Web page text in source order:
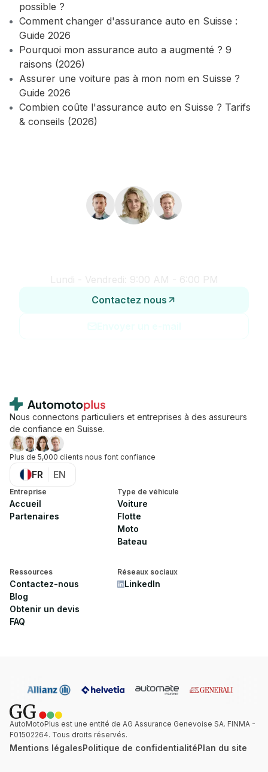
possible ?
Comment changer d'assurance auto en Suisse :
Guide 2026
Pourquoi mon assurance auto a augmenté ? 9
raisons (2026)
Assurer une voiture pas à mon nom en Suisse ?
Guide 2026
Combien coûte l'assurance auto en Suisse ? Tarifs
& conseils (2026)
Contactez nous
Nous connectons particuliers et entreprises à des assureurs
de confiance en Suisse.
Plus de 5,000 clients nous font confiance
FR EN
Entreprise
Accueil
Partenaires
Type de véhicule
Voiture
Flotte
Moto
Bateau
Ressources
Contactez-nous
Blog
Obtenir un devis
FAQ
Réseaux sociaux
LinkedIn
AutoMotoPlus est une entité de AG Assurance Genevoise SA. FINMA -
F01502264. Tous droits réservés.
Mentions légalesPolitique de confidentialitéPlan du site